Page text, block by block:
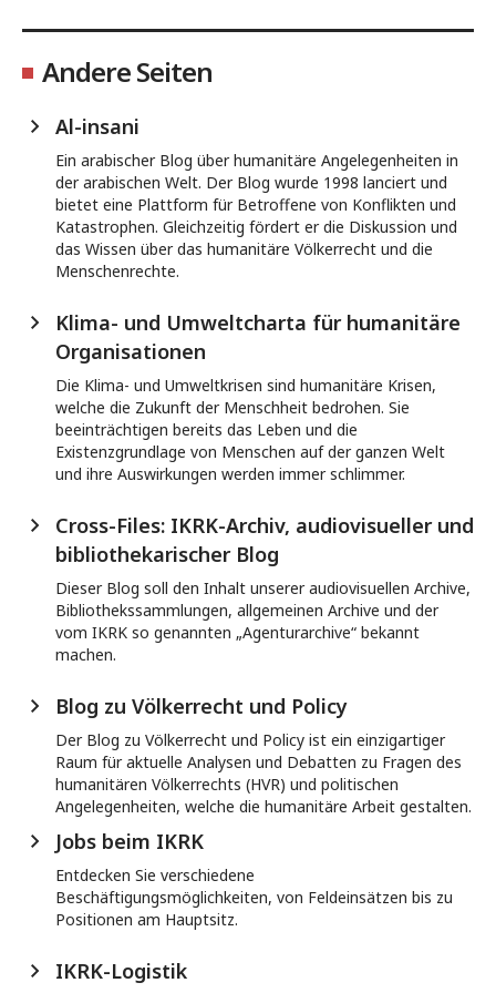
Andere Seiten
Al-insani
Ein arabischer Blog über humanitäre Angelegenheiten in
der arabischen Welt. Der Blog wurde 1998 lanciert und
bietet eine Plattform für Betroffene von Konflikten und
Katastrophen. Gleichzeitig fördert er die Diskussion und
das Wissen über das humanitäre Völkerrecht und die
Menschenrechte.
Klima- und Umweltcharta für humanitäre
Organisationen
Die Klima- und Umweltkrisen sind humanitäre Krisen,
welche die Zukunft der Menschheit bedrohen. Sie
beeinträchtigen bereits das Leben und die
Existenzgrundlage von Menschen auf der ganzen Welt
und ihre Auswirkungen werden immer schlimmer.
Cross-Files: IKRK-Archiv, audiovisueller und
bibliothekarischer Blog
Dieser Blog soll den Inhalt unserer audiovisuellen Archive,
Bibliothekssammlungen, allgemeinen Archive und der
vom IKRK so genannten „Agenturarchive“ bekannt
machen.
Blog zu Völkerrecht und Policy
Der Blog zu Völkerrecht und Policy ist ein einzigartiger
Raum für aktuelle Analysen und Debatten zu Fragen des
humanitären Völkerrechts (HVR) und politischen
Angelegenheiten, welche die humanitäre Arbeit gestalten.
Jobs beim IKRK
Entdecken Sie verschiedene
Beschäftigungsmöglichkeiten, von Feldeinsätzen bis zu
Positionen am Hauptsitz.
IKRK-Logistik